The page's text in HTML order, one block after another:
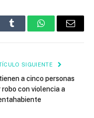
Tumblr WhatsAppEmail
SIGUIENTE
a cinco personas
robo con violencia a